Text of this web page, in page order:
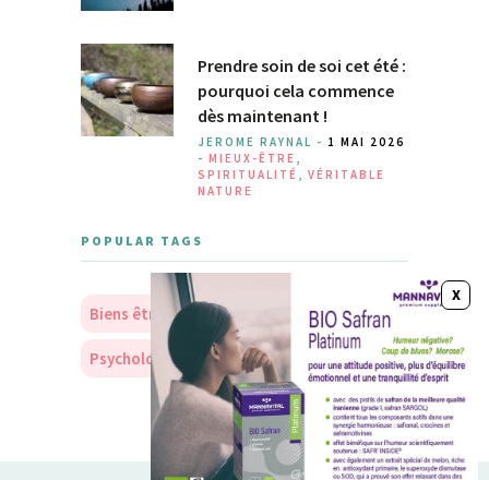
Prendre soin de soi cet été :
pourquoi cela commence
dès maintenant !
JEROME RAYNAL - 1 MAI 2026
- MIEUX-ÊTRE
SPIRITUALITÉ
VÉRITABLE
NATURE
POPULAR TAGS
Biens être Soins Nourriture
Psychologie Personnalité